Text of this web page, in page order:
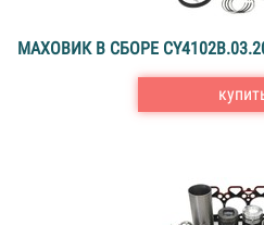
МАХОВИК В СБОРЕ